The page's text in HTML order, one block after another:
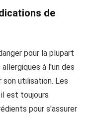
de
pour la plupart
à l'un des
utilisation. Les
est toujours
pour s'assurer